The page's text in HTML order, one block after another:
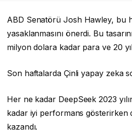
ABD Senatörü Josh Hawley, bu
yasaklanmasını önerdi. Bu
milyon dolara kadar para ve 20
Son haftalarda Çinli yapay zeka
Her ne kadar DeepSeek 2023
kadar iyi performans gösterirken
kazandı.